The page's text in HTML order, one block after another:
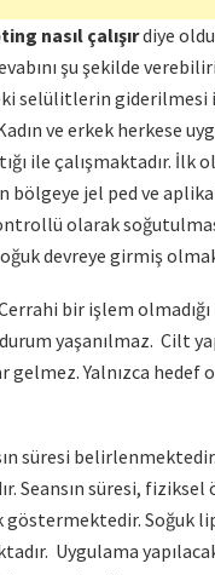
nasıl çalışırdiye
şu şekilde
selülitlerin giderilmesi
ve erkek herkese
ile çalışmaktadır. İlk
bölgeye jel ped ve
olarak
devreye girmiş
bir işlem
yaşanılmaz. Cilt
Yalnızca hedef
süresi
Seansın süresi,
göstermektedir. Soğuk
Uygulama